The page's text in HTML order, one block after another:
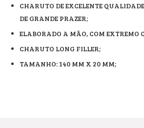
CHARUTO DE EXCELENTE
DE GRANDE PRAZER;
ELABORADO A MÃO, COM EXTREMO
CHARUTO LONG FILLER;
TAMANHO: 140 MM X 20 MM;